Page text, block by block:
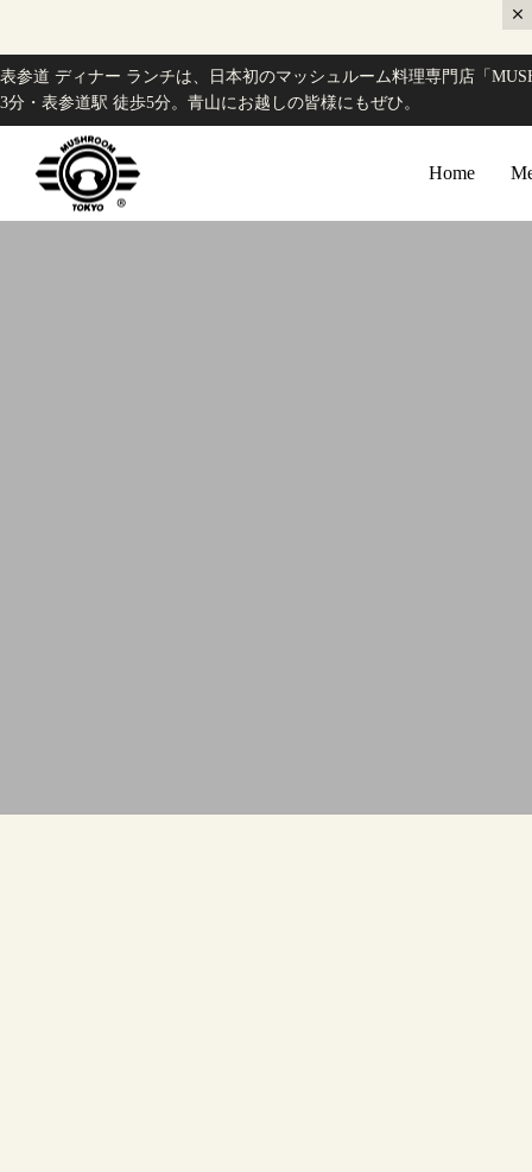
表参道 ディナー ランチは、日本初のマッシュルーム料理専門店「
3分・表参道駅 徒歩5分。青山にお越しの皆様にもぜひ。
Home